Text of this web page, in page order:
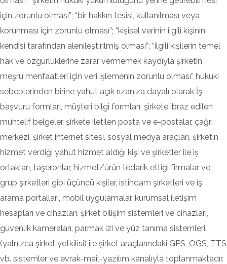
için zorunlu olması”; “bir hakkın tesisi, kullanılması veya
korunması için zorunlu olması”; “kişisel verinin ilgili kişinin
kendisi tarafından alenileştirilmiş olması”; “ilgili kişilerin temel
hak ve özgürlüklerine zarar vermemek kaydıyla şirketin
meşru menfaatleri için veri işlemenin zorunlu olması” hukuki
sebeplerinden birine yahut açık rızanıza dayalı olarak İş
başvuru formları, müşteri bilgi formları, şirkete ibraz edilen
muhtelif belgeler, şirkete iletilen posta ve e-postalar, çağrı
merkezi, şirket internet sitesi, sosyal medya araçları, şirketin
hizmet verdiği yahut hizmet aldığı kişi ve şirketler ile iş
ortakları, taşeronlar, hizmet/ürün tedarik ettiği firmalar ve
grup şirketleri gibi üçüncü kişiler, istihdam şirketleri ve iş
arama portalları, mobil uygulamalar, kurumsal iletişim
hesapları ve cihazları, şirket bilişim sistemleri ve cihazları,
güvenlik kameraları, parmak izi ve yüz tanıma sistemleri
(yalnızca şirket yetkilisi) ile şirket araçlarındaki GPS, OGS, TTS
vb. sistemler ve evrak-mail-yazılım kanalıyla toplanmaktadır.